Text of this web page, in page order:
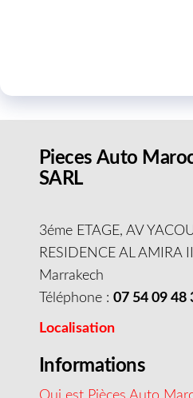
Pieces Auto
SARL
3éme ETAGE, AV
RESIDENCE AL AMIRA
Marrakech
Téléphone : 07 54 09 48
Localisation
Informations